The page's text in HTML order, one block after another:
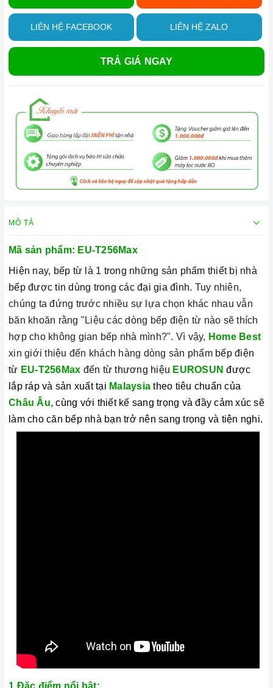
LIÊN HỆ FACEBOOK LIÊN HỆ ZALO
TRẢ GIÁ NGAY
MÔ TẢ
Mã sản phẩm: EU-T256Max
Hiện nay, bếp từ là 1 trong những sản phẩm thiết bị nhà
bếp được tin dùng trong các đại gia đình. Tuy nhiên,
chúng ta đứng trước nhiều sự lựa chọn khác nhau vẫn
băn khoăn rằng "Liệu các dòng bếp điện từ nào sẽ thích
hợp cho không gian bếp nhà mình?". Vì vậy, Home Best
xin giới thiệu đến khách hàng dòng sản phẩm bếp điện
từ EU-T256Max đến từ thương hiệu EUROSUN được
lắp ráp và sản xuất tại Malaysia theo tiêu chuẩn của
Châu Âu,cùng với thiết kế sang trọng và đầy cảm xúc sẽ
làm cho căn bếp nhà bạn trở nên sang trọng và tiện nghi.